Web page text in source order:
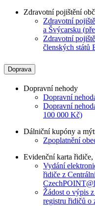
Zdravotní pojištění
Zdravotní
a Švýcarsku
Zdravotní
členských států
Doprava
Dopravní nehody
Dopravní
Dopravní
100 000 Kč)
Dálniční kupóny a
Zpoplatnění
Evidenční karta
Vydání
řidiče z
Žádost o výpis
registru řidičů o